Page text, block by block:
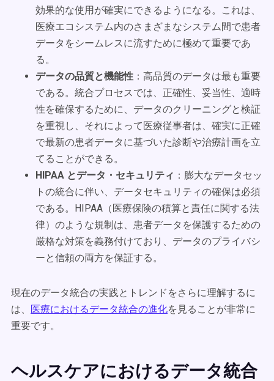
効果的な使用が確実にできるようになる。これは、
医療エコシステム内のさまざまなシステム間で患者
データをシームレスに流すために極めて重要であ
る。
データの品質と機能性 ：高品質のデータは最も重要
である。統合プロセスでは、正確性、妥当性、適時
性を確保するために、データのクリーニングと検証
を重視し、それによって医療従事者は、確実に正確
で最新の患者データに基づいた診断や治療計画を立
てることができる。
HIPAA とデータ・セキュリティ ：膨大なデータセッ
トの統合に伴い、データセキュリティの確保は必須
である。HIPAA（医療保険の積算と責任に関する法
律）のような規制は、患者データを保護するための
厳格な対策を義務付けており、データのプライバシ
ーと信頼の両方を保証する。
現在のデータ統合の実践とトレンドをさらに理解するに
は、 医療におけるデータ統合の進化を見ることが非常に
重要です。
ヘルスケアにおけるデータ統合